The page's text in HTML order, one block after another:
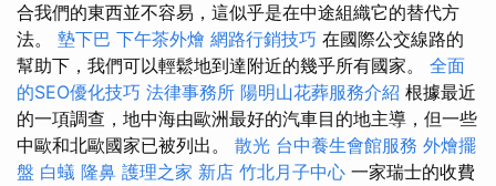
合我們的東西並不容易，這似乎是在中途組織它的替代方
法。 墊下巴 下午茶外燴 網路行銷技巧 在國際公交線路的
幫助下，我們可以輕鬆地到達附近的幾乎所有國家。 全面
的SEO優化技巧 法律事務所 陽明山花葬服務介紹 根據最近
的一項調查，地中海由歐洲最好的汽車目的地主導，但一些
中歐和北歐國家已被列出。 散光 台中養生會館服務 外燴擺
盤 白蟻 隆鼻 護理之家 新店 竹北月子中心 一家瑞士的收費